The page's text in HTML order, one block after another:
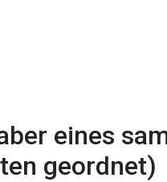
eines
geordnet)